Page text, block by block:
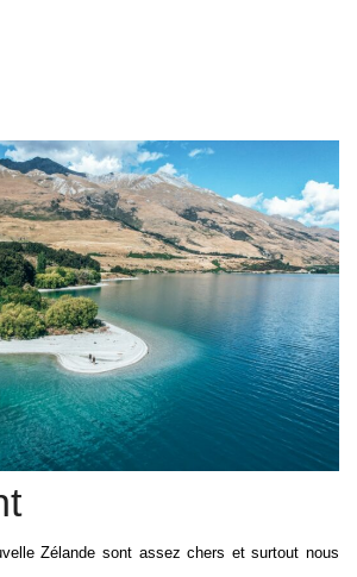
Zélande sont assez chers et surtout nous